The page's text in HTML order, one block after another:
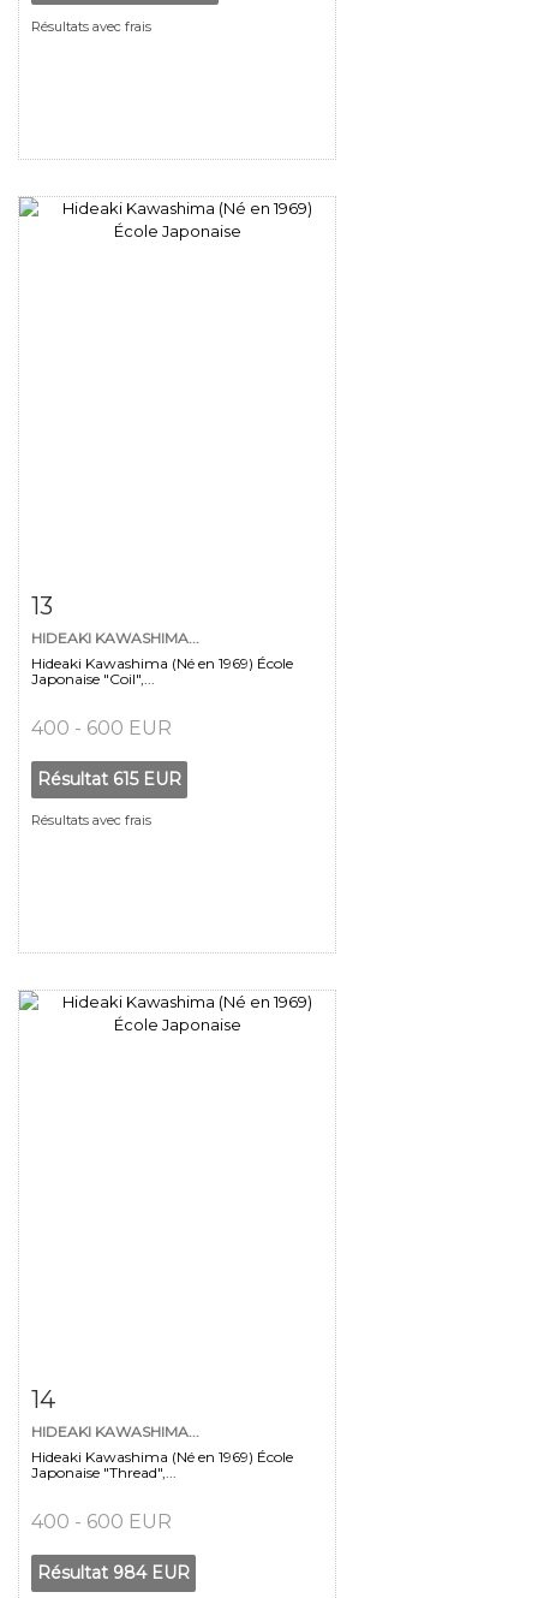
Résultats avec frais
Fiche détaillée
13
HIDEAKI KAWASHIMA...
Hideaki Kawashima (Né en 1969) École
Japonaise "Coil",...
400 - 600 EUR
Résultat 615 EUR
Résultats avec frais
Fiche détaillée
14
HIDEAKI KAWASHIMA...
Hideaki Kawashima (Né en 1969) École
Japonaise "Thread",...
400 - 600 EUR
Résultat 984 EUR